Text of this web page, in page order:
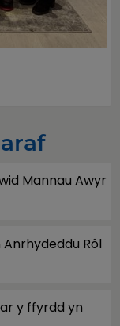
Mannau Awyr
Rôl
y ffyrdd yn